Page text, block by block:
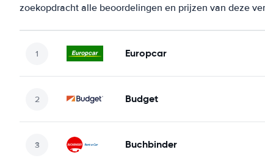
zoekopdracht alle beoordelingen en prijzen van deze
Europcar
Budget
Buchbinder